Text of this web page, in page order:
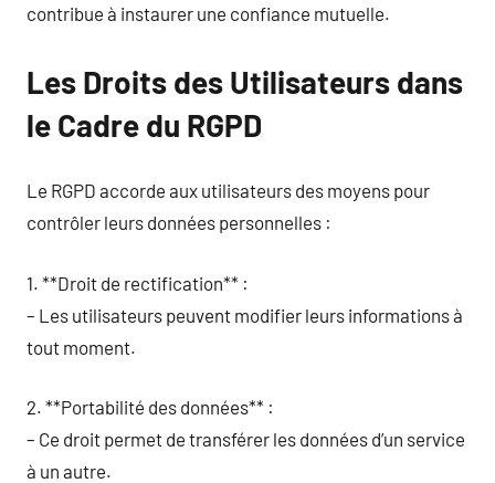
contribue à instaurer une confiance mutuelle.
Les Droits des Utilisateurs dans
le Cadre du RGPD
Le RGPD accorde aux utilisateurs des moyens pour
contrôler leurs données personnelles :
1. **Droit de rectification** :
– Les utilisateurs peuvent modifier leurs informations à
tout moment.
2. **Portabilité des données** :
– Ce droit permet de transférer les données d’un service
à un autre.